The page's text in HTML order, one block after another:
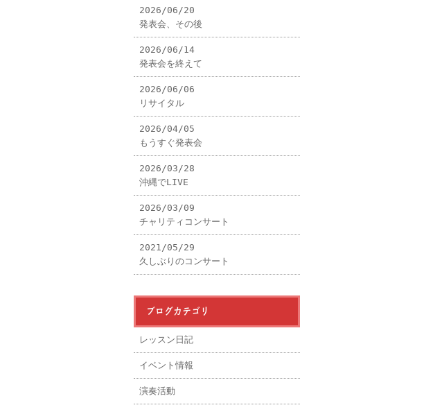
2026/06/20
発表会、その後
2026/06/14
発表会を終えて
2026/06/06
リサイタル
2026/04/05
もうすぐ発表会
2026/03/28
沖縄でLIVE
2026/03/09
チャリティコンサート
2021/05/29
久しぶりのコンサート
ブログカテゴリ
レッスン日記
イベント情報
演奏活動